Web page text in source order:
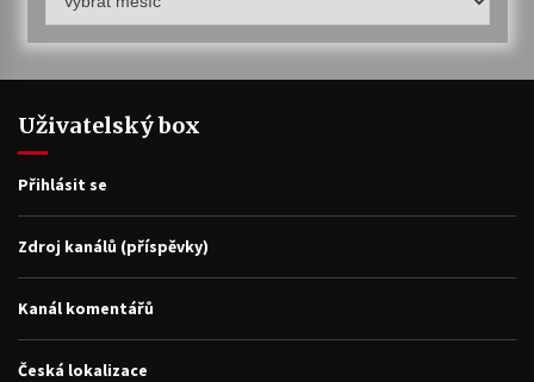
archiv
Uživatelský box
Přihlásit se
Zdroj kanálů (příspěvky)
Kanál komentářů
Česká lokalizace